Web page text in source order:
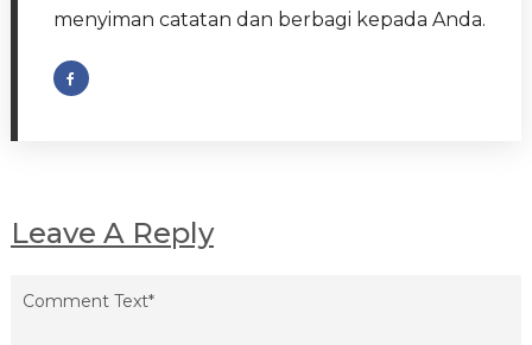
menyiman catatan dan berbagi kepada Anda.
Leave A Reply